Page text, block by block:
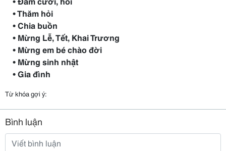
• Thăm hỏi
• Chia buồn
• Mừng Lễ, Tết, Khai Trương
• Mừng em bé chào đời
• Mừng sinh nhật
• Gia đình
Từ khóa gợi ý:
Bình luận